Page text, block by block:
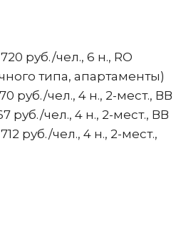
руб./чел., 6 н., RO
типа, апартаменты)
руб./чел., 4 н., 2-мест., ВВ
руб./чел., 4 н., 2-мест., ВВ
руб./чел., 4 н., 2-мест.,